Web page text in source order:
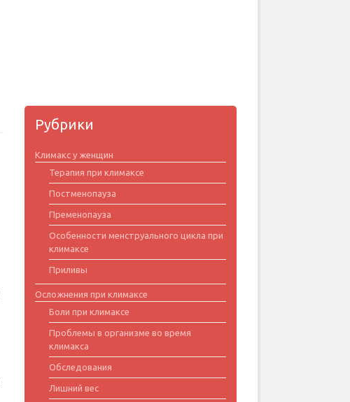
Рубрики
Климакс у женщин
Терапия при климаксе
Постменопауза
Пременопауза
Особенности менструального цикла при
климаксе
Приливы
Осложнения при климаксе
Боли при климаксе
Проблемы в организме во время
климакса
Обследования
Лишний вес